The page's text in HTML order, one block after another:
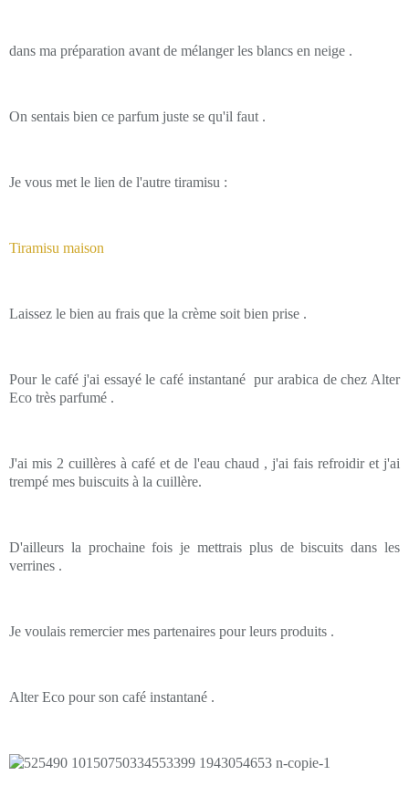
dans ma préparation avant de mélanger les blancs en neige .
On sentais bien ce parfum juste se qu'il faut .
Je vous met le lien de l'autre tiramisu :
Tiramisu maison
Laissez le bien au frais que la crème soit bien prise .
Pour le café j'ai essayé le café instantané pur arabica de chez Alter
Eco très parfumé .
J'ai mis 2 cuillères à café et de l'eau chaud , j'ai fais refroidir et j'ai
trempé mes buiscuits à la cuillère.
D'ailleurs la prochaine fois je mettrais plus de biscuits dans les
verrines .
Je voulais remercier mes partenaires pour leurs produits .
Alter Eco pour son café instantané .